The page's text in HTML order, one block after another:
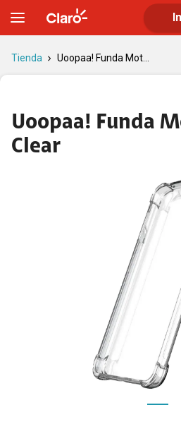
Tienda Uoopaa! Funda Mot...
Uoopaa! Funda
Clear
Uoopaa! Funda Moto G35 Clear |